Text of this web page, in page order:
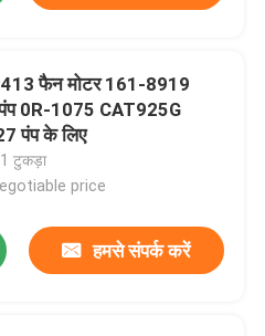
फैन मोटर 161-8919
0R-1075 CAT925G
पंप के लिए
टुकड़ा
price
हमसे संपर्क करें